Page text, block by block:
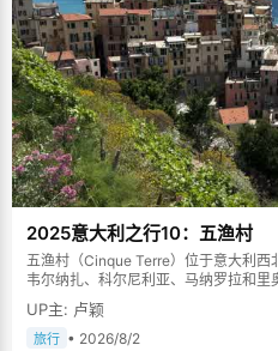
2025意大利之行10：五渔村
五渔村（Cinque Terre）位于意大利西
韦尔纳扎、科尔尼利亚、马纳罗拉和里
山傍海，房屋色彩斑斓，1997年被列为
UP主: 卢颖
旅行 • 2026/8/2